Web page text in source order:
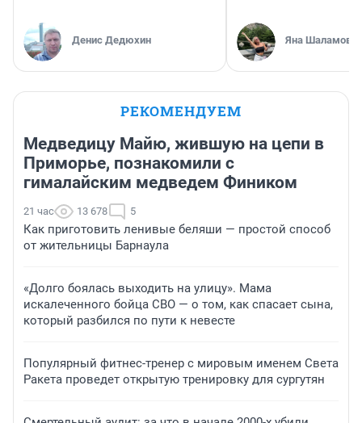
Денис Дедюхин Яна Шаламова
РЕКОМЕНДУЕМ
Медведицу Майю, жившую на цепи в
Приморье, познакомили с
гималайским медведем Фиником
21 час 13 678 5
Как приготовить ленивые беляши — простой способ
от жительницы Барнаула
«Долго боялась выходить на улицу». Мама
искалеченного бойца СВО — о том, как спасает сына,
который разбился по пути к невесте
Популярный фитнес-тренер с мировым именем Света
Ракета проведет открытую тренировку для сургутян